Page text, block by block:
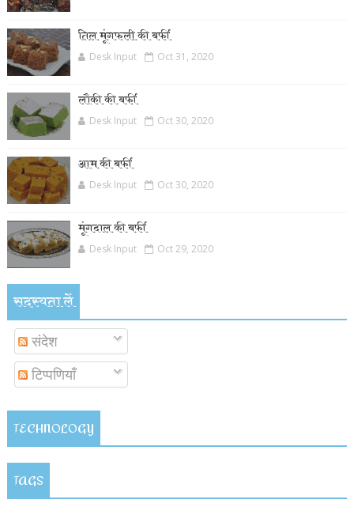
तिल मूंगफली की बर्फी
Desk Input Oct 31, 2020
लौकी की बर्फी
Desk Input Oct 30, 2020
आम की बर्फी
Desk Input Oct 30, 2020
मूंगदाल की बर्फी
Desk Input Oct 29, 2020
सदस्यता लें
संदेश
टिप्पणियाँ
TECHNOLOGY
TAGS